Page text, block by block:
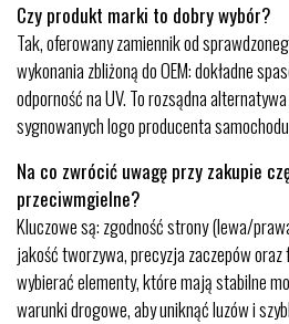
Czy produkt marki to dobry wybór?
Tak, oferowany zamiennik od
wykonania zbliżoną do OEM: dokładne
odporność na UV. To rozsądna
sygnowanych logo producenta
Na co zwrócić uwagę przy zakupie
przeciwmgielne?
Kluczowe są: zgodność strony (lewa/
jakość tworzywa, precyzja zaczepów
wybierać elementy, które mają stabilne
warunki drogowe, aby uniknąć luzów i